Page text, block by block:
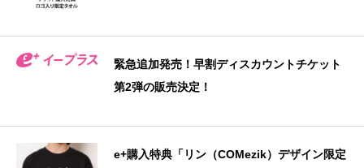
緊急追加発売！早割ディスカウントチケット
第2弾の販売決定！
e+購入特典「リン（COMezik）デザイン限定